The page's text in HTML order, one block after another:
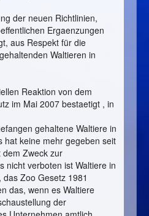
der neuen Richtlinien,
Ergaenzungen
aus Respekt für die
Waltieren in
Reaktion von dem
im Mai 2007 bestaetigt , in
gehaltene Waltiere in
hat keine mehr gegeben seit
Zweck zur
nicht verboten ist Waltiere in
Zoo Gesetz 1981
das, wenn es Waltiere
der